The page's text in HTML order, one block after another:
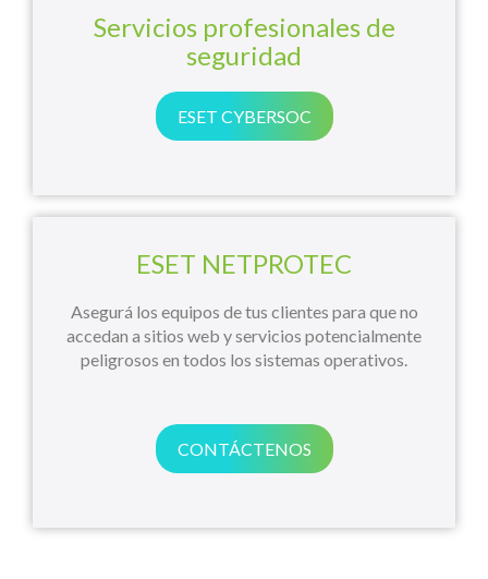
Servicios profesionales de
seguridad
ESET CYBERSOC
ESET NETPROTEC
Asegurá los equipos de tus clientes para que no
accedan a sitios web y servicios potencialmente
peligrosos en todos los sistemas operativos.
CONTÁCTENOS